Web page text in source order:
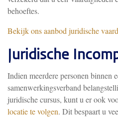
behoeftes.
Bekijk ons aanbod juridische
Juridische
Indien meerdere personen binnen
samenwerkingsverband
juridische cursus, kunt u er ook
locatie te volgen. Dit bespaart u